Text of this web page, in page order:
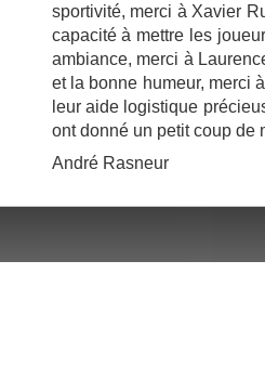
sportivité, merci à Xavier
capacité à mettre les
ambiance, merci à
et la bonne humeur, merci
leur aide logistique
ont donné un petit coup de
André Rasneur